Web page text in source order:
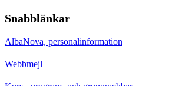
Snabblänkar
AlbaNova, personalinformation
Webbmejl